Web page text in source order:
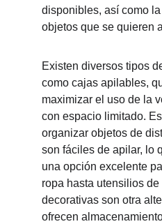
disponibles, así como
objetos que se quieren
Existen diversos tipos
como cajas apilables,
maximizar el uso de la
con espacio limitado.
organizar objetos de
son fáciles de apilar, lo
una opción excelente
ropa hasta utensilios
decorativas son otra
ofrecen